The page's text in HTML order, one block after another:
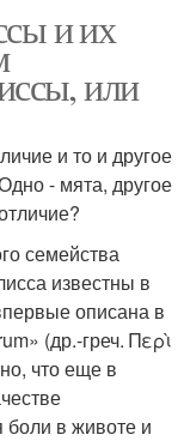
и их
или
и то и другое
- мята, другое
семейства
известны в
описана в
(др.-греч. Περὶ
что еще в
боли в животе и